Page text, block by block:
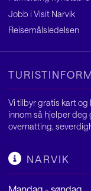
Jobb i Visit Narvik
Reisemålsledelsen
Vi tilbyr gratis kart og
innom så hjelper deg
overnatting,
NARVIK
Mandag - søndag